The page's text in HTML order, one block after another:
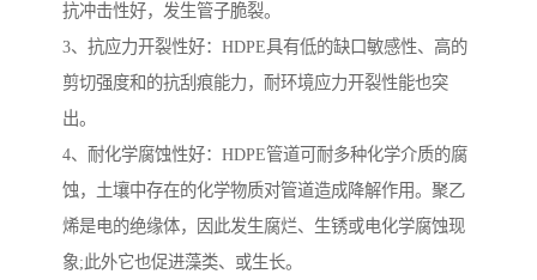
抗冲击性好，发生管子脆裂。
3、抗应力开裂性好：HDPE具有低的缺口敏感性、高的
剪切强度和的抗刮痕能力，耐环境应力开裂性能也突
出。
4、耐化学腐蚀性好：HDPE管道可耐多种化学介质的腐
蚀，土壤中存在的化学物质对管道造成降解作用。聚乙
烯是电的绝缘体，因此发生腐烂、生锈或电化学腐蚀现
象;此外它也促进藻类、或生长。